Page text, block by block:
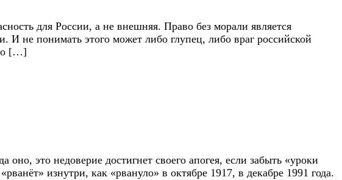
для России, а не внешняя. Право без морали является
И не понимать этого может либо глупец, либо враг российской
[…]
это недоверие достигнет своего апогея, если забыть «уроки
изнутри, как «рвануло» в октябре 1917, в декабре 1991 года.